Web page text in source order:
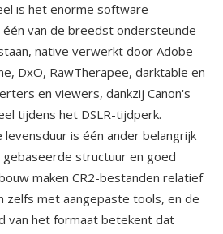
is het enorme software-
van de breedst ondersteunde
native verwerkt door Adobe
DxO, RawTherapee, darktable en
en viewers, dankzij Canon's
tijdens het DSLR-tijdperk.
is één ander belangrijk
structuur en goed
maken CR2-bestanden relatief
zelfs met aangepaste tools, en de
van het formaat betekent dat